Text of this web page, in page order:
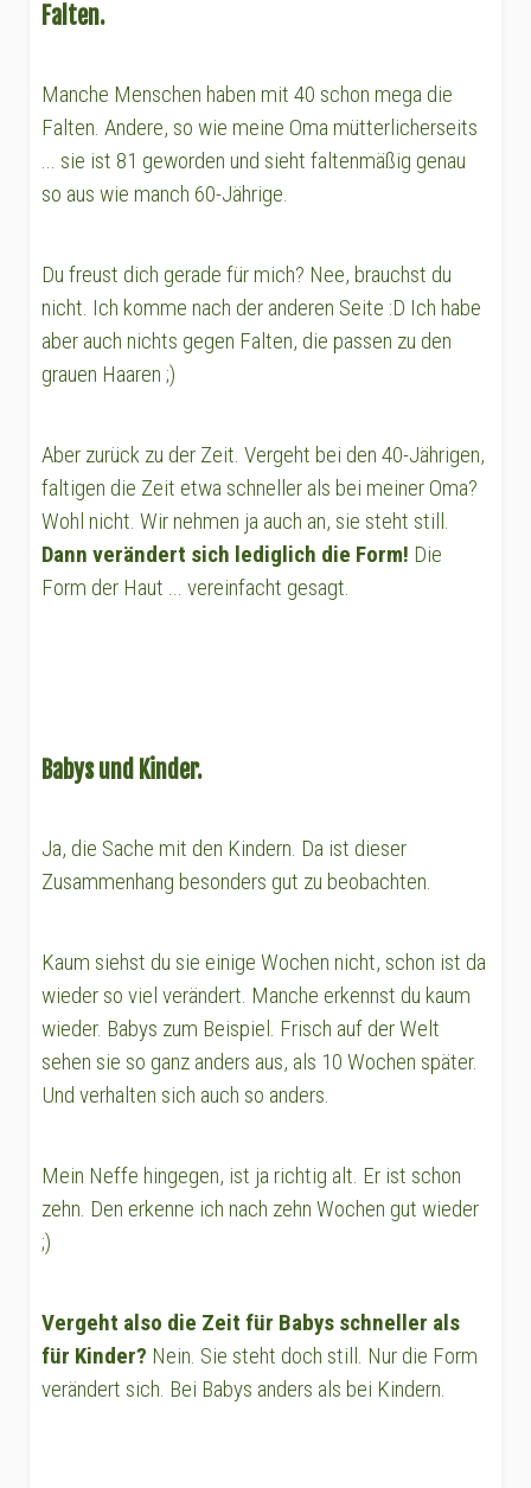
Falten.
Manche Menschen haben mit 40 schon mega die
Falten. Andere, so wie meine Oma mütterlicherseits
... sie ist 81 geworden und sieht faltenmäßig genau
so aus wie manch 60-Jährige.
Du freust dich gerade für mich? Nee, brauchst du
nicht. Ich komme nach der anderen Seite :D Ich habe
aber auch nichts gegen Falten, die passen zu den
grauen Haaren ;)
Aber zurück zu der Zeit. Vergeht bei den 40-Jährigen,
faltigen die Zeit etwa schneller als bei meiner Oma?
Wohl nicht. Wir nehmen ja auch an, sie steht still.
Dann verändert sich lediglich die Form! Die
Form der Haut ... vereinfacht gesagt.
Babys und Kinder.
Ja, die Sache mit den Kindern. Da ist dieser
Zusammenhang besonders gut zu beobachten.
Kaum siehst du sie einige Wochen nicht, schon ist da
wieder so viel verändert. Manche erkennst du kaum
wieder. Babys zum Beispiel. Frisch auf der Welt
sehen sie so ganz anders aus, als 10 Wochen später.
Und verhalten sich auch so anders.
Mein Neffe hingegen, ist ja richtig alt. Er ist schon
zehn. Den erkenne ich nach zehn Wochen gut wieder
;)
Vergeht also die Zeit für Babys schneller als
für Kinder? Nein. Sie steht doch still. Nur die Form
verändert sich. Bei Babys anders als bei Kindern.